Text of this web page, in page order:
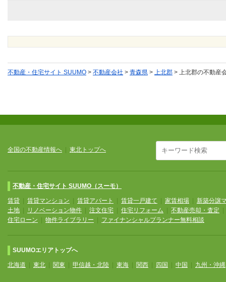
不動産・住宅サイト SUUMO > 不動産会社 > 青森県 > 上北郡 > 上北郡の不動産
全国の不動産情報へ 東北トップへ
不動産・住宅サイト SUUMO（スーモ）
賃貸 賃貸マンション 賃貸アパート 賃貸一戸建て 家賃相場
新築分譲
土地
リノベーション物件 注文住宅 住宅リフォーム 不動産売却・査定
住宅ローン
物件ライブラリー ファイナンシャルプランナー無料相談
SUUMOエリアトップへ
北海道 東北 関東 甲信越・北陸 東海 関西 四国 中国 九州・沖縄